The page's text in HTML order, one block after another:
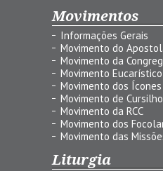
Movimentos
Informações Gerais
Movimento do
Movimento da
Movimento Eucarístico
Movimento dos Ícones
Movimento de
Movimento da RCC
Movimento dos
Movimento das
Liturgia